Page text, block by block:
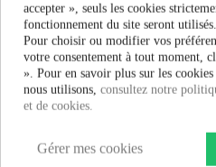
En savoir plus
Fiche technique
accepter », seuls les cookies
fonctionnement du site seront utilisés.
Pour choisir ou modifier vos
votre consentement à tout moment,
». Pour en savoir plus sur les cookies
nous utilisons, consultez notre
et de cookies.
Gérer mes cookies